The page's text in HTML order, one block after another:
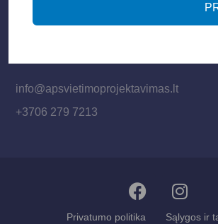
info@apsvietimoprojektavimas.lt
+3706 279 7213
Privatumo politika Sąlygos ir